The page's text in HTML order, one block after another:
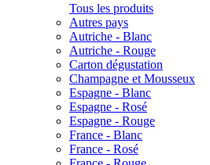
Tous les produits
Autres pays
Autriche - Blanc
Autriche - Rouge
Carton dégustation
Champagne et Mousseux
Espagne - Blanc
Espagne - Rosé
Espagne - Rouge
France - Blanc
France - Rosé